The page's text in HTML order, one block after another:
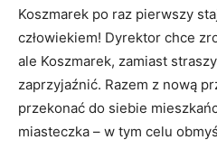
Koszmarek po raz pierwszy
człowiekiem! Dyrektor chce
ale Koszmarek, zamiast
zaprzyjaźnić. Razem z nową
przekonać do siebie
miasteczka – w tym celu